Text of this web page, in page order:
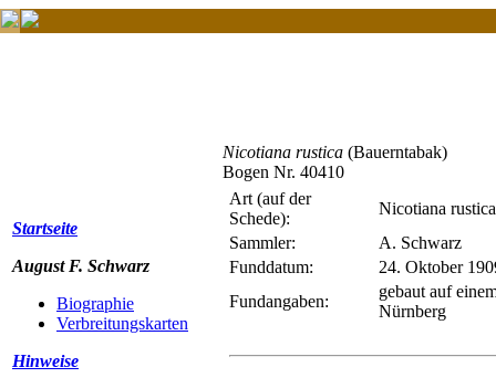
Startseite
August F. Schwarz
Biographie
Verbreitungskarten
Hinweise
Nicotiana rustica (Bauerntabak)
Bogen Nr. 40410
Art (auf der
Schede):
Nicotiana
Sammler:
A. Schwarz
Funddatum:
24. Oktober
Fundangaben:
gebaut auf
Nürnberg